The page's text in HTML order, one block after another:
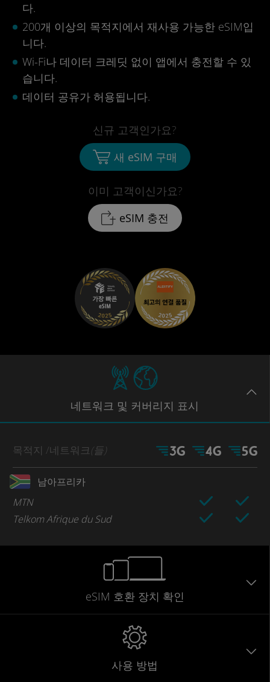
다.
200개 이상의 목적지에서 재사용 가능한 eSIM입
니다.
Wi-Fi나 데이터 크레딧 없이 앱에서 충전할 수 있
습니다.
데이터 공유가 허용됩니다.
이미 고객이신가요?
eSIM 충전
신규 고객인가요?
새 eSIM 구매
네트워크 및 커버리지 표시
목적지 /네트워크(들)
남아프리카
MTN
Telkom Afrique du Sud
eSIM 호환 장치 확인
사용 방법